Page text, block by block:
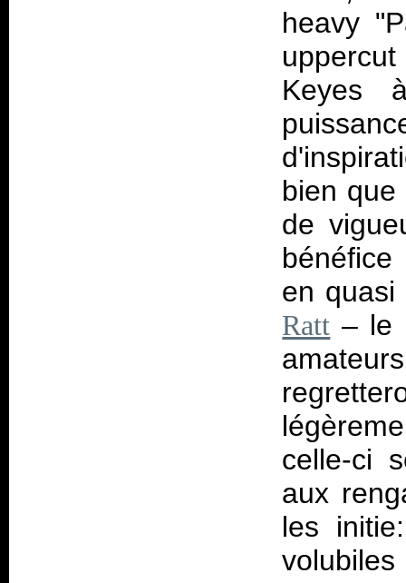
heavy
Keyes
bien
de
en
Ratt – le
celle-ci
aux
les